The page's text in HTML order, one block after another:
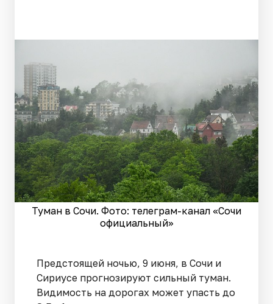
Туман в Сочи. Фото: телеграм-канал «Сочи
официальный»
Предстоящей ночью, 9 июня, в Сочи и
Сириусе прогнозируют сильный туман.
Видимость на дорогах может упасть до